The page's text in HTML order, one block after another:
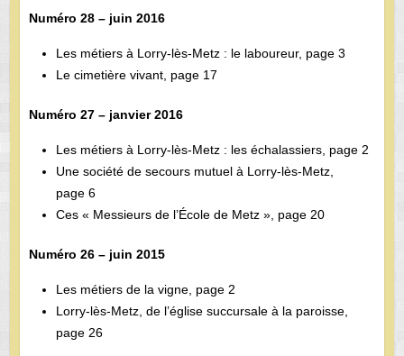
Numéro 28 – juin 2016
Les métiers à Lorry-lès-Metz : le laboureur, page 3
Le cimetière vivant, page 17
Numéro 27 – janvier 2016
Les métiers à Lorry-lès-Metz : les échalassiers, page 2
Une société de secours mutuel à Lorry-lès-Metz,
page 6
Ces « Messieurs de l’École de Metz », page 20
Numéro 26 – juin 2015
Les métiers de la vigne, page 2
Lorry-lès-Metz, de l’église succursale à la paroisse,
page 26